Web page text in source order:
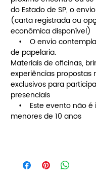
do Estado de SP, o
(carta registrada ou
econômica disponível)
• O envio
de papelaria.
Materiais de oficinas,
experiências propostas
exclusivos para
presenciais
• Este evento não é
menores de 10 anos